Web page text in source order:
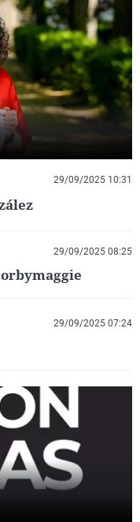
29/09/2025 10:31
29/09/2025 08:25
29/09/2025 07:24